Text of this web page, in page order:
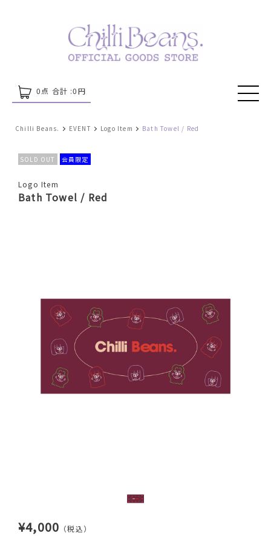
0点 合計 :0円
Chilli Beans. EVENT Logo Item Bath Towel / Red
SOLD OUT 会員限定
Logo Item
Bath Towel / Red
¥4,000 （税込）